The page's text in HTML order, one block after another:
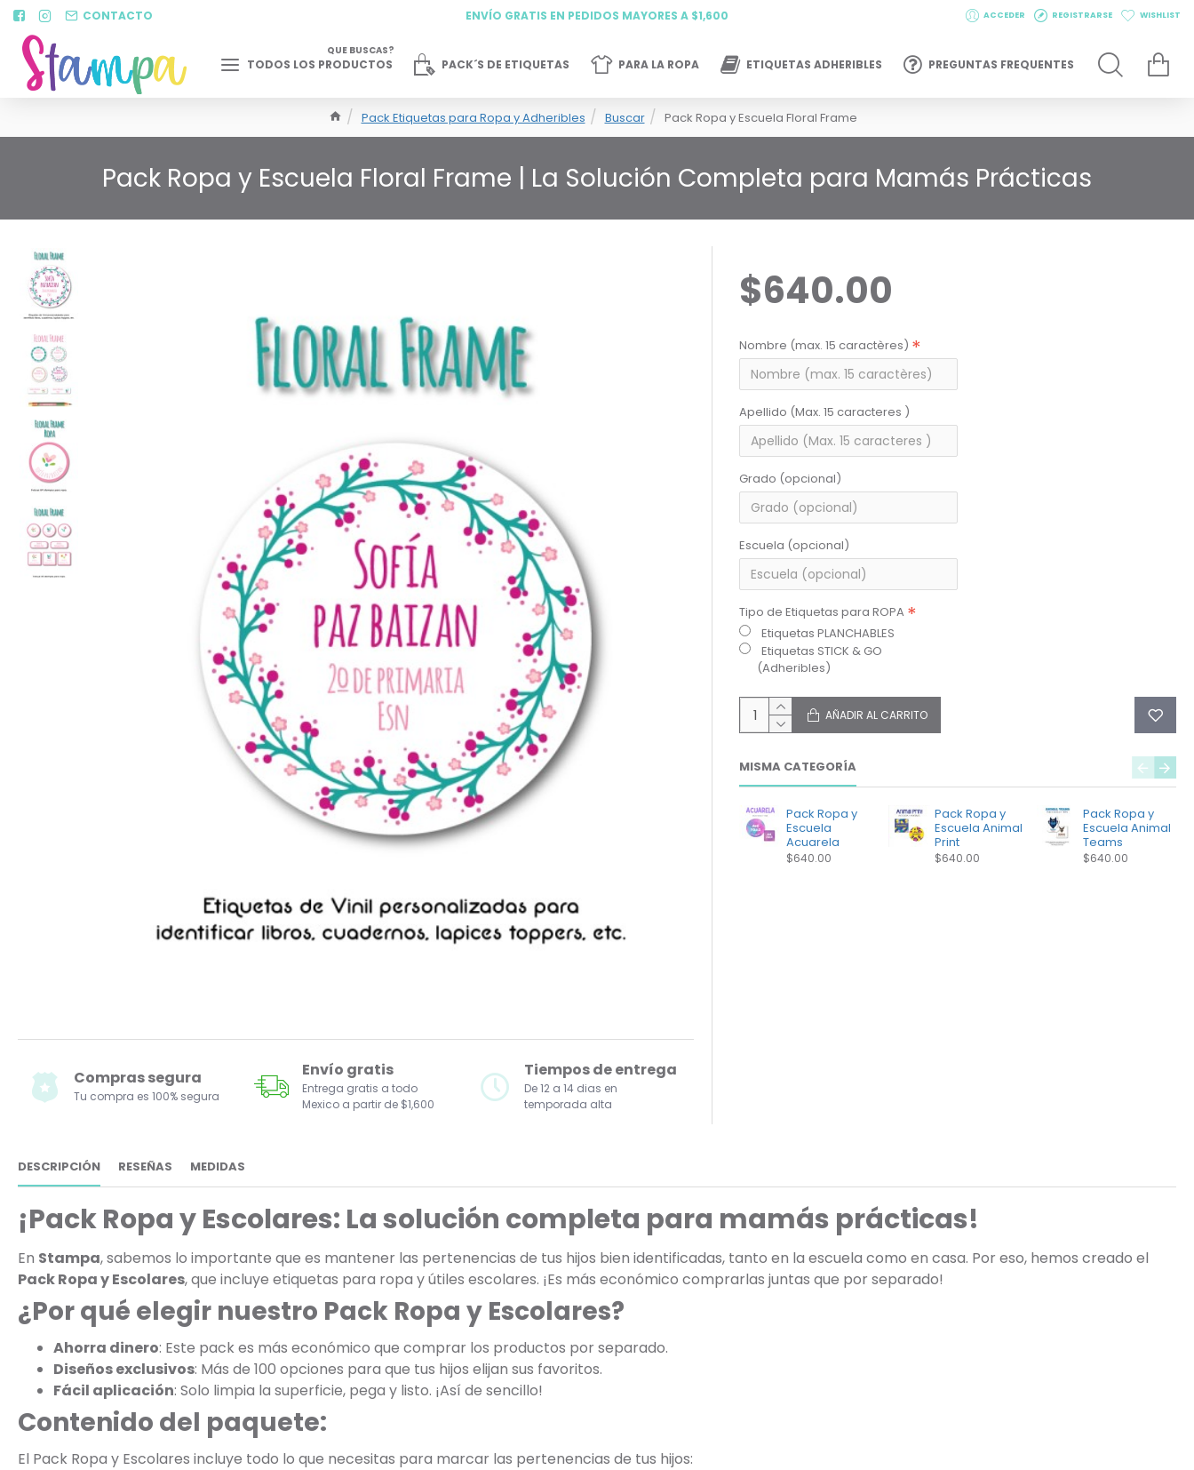
CONTACTO ENVÍO GRATIS EN PEDIDOS MAYORES A $1,600 ACCEDER REGISTRARSE WISHLIST
TODOS LOS PRODUCTOS
QUE BUSCAS?
PACK´S DE ETIQUETAS PARA LA ROPA ETIQUETAS ADHERIBLES PREGUNTAS FREQUENTES
Pack Etiquetas para Ropa y Adheribles Buscar Pack Ropa y Escuela Floral Frame
Pack Ropa y Escuela Floral Frame | La Solución Completa para Mamás Prácticas
Compras segura
Tu compra es 100% segura
Envío gratis
Entrega gratis a todo
Mexico a partir de $1,600
Tiempos de entrega
De 12 a 14 dias en
temporada alta
$640.00
Nombre (max. 15 caractères)
Apellido (Max. 15 caracteres )
Grado (opcional)
Escuela (opcional)
Tipo de Etiquetas para ROPA
Etiquetas PLANCHABLES
Etiquetas STICK & GO
(Adheribles)
AÑADIR AL CARRITO
MISMA CATEGORÍA
Pack Ropa y
Escuela
Acuarela
$640.00
Pack Ropa y
Escuela Animal
Print
$640.00
Pack Ropa y
Escuela Animal
Teams
$640.00
DESCRIPCIÓN RESEÑAS MEDIDAS
¡Pack Ropa y Escolares: La solución completa para mamás prácticas!
En Stampa, sabemos lo importante que es mantener las pertenencias de tus hijos bien identificadas, tanto en la escuela como en casa. Por eso, hemos creado el
Pack Ropa y Escolares, que incluye etiquetas para ropa y útiles escolares. ¡Es más económico comprarlas juntas que por separado!
¿Por qué elegir nuestro Pack Ropa y Escolares?
Ahorra dinero: Este pack es más económico que comprar los productos por separado.
Diseños exclusivos: Más de 100 opciones para que tus hijos elijan sus favoritos.
Fácil aplicación: Solo limpia la superficie, pega y listo. ¡Así de sencillo!
Contenido del paquete:
El Pack Ropa y Escolares incluye todo lo que necesitas para marcar las pertenencias de tus hijos: